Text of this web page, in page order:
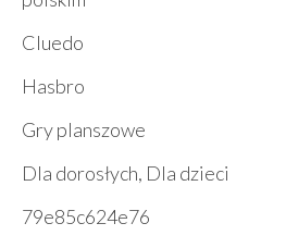
Cluedo
Hasbro
Gry planszowe
Dla dorosłych, Dla dzieci
79e85c624e76